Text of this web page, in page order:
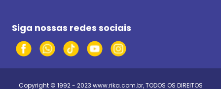
Siga nossas redes sociais
Copyright © 1992 - 2023 www.rika.com.br, TODOS OS DIREITOS